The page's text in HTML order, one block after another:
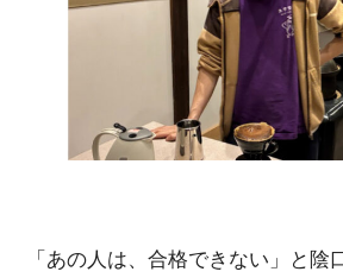
「あの人は、合格できない」と陰